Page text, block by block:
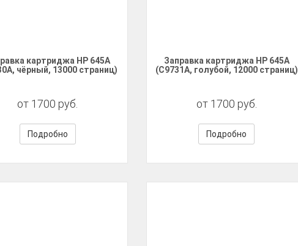
картриджа HP 645A
чёрный, 13000 страниц)
от 1700 руб.
Подробно
Заправка картриджа HP 645A
(C9731A, голубой, 12000 страниц)
от 1700 руб.
Подробно